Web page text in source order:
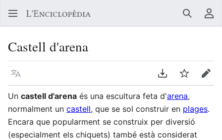
Buscar
Castell d'arena
Llegir en un atre idioma Descarregar en
Vigilar
Un castell d'arena és una escultura feta d'arena,
normalment un castell, que se sol construir en plages.
Encara que popularment se construix per diversió
(especialment els chiquets) també està considerat